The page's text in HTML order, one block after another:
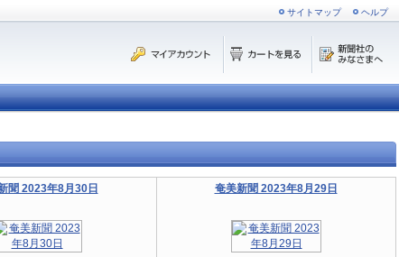
サイトマップ ヘルプ
聞 2023年8月30日 奄美新聞 2023年8月29日